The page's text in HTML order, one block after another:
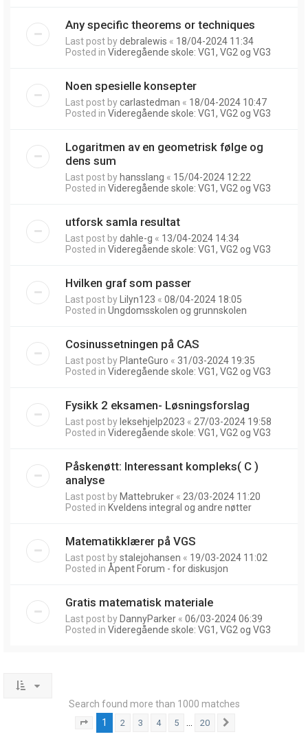
Any specific theorems or techniques
Last post bydebralewis « 18/04-2024 11:34
Posted in Videregående skole: VG1, VG2 og VG3
Noen spesielle konsepter
Last post bycarlastedman « 18/04-2024 10:47
Posted in Videregående skole: VG1, VG2 og VG3
Logaritmen av en geometrisk følge og
dens sum
Last post by hansslang « 15/04-2024 12:22
Posted in Videregående skole: VG1, VG2 og VG3
utforsk samla resultat
Last post bydahle-g « 13/04-2024 14:34
Posted in Videregående skole: VG1, VG2 og VG3
Hvilken graf som passer
Last post by Lilyn123 « 08/04-2024 18:05
Posted in Ungdomsskolen og grunnskolen
Cosinussetningen på CAS
Last post by PlanteGuro « 31/03-2024 19:35
Posted in Videregående skole: VG1, VG2 og VG3
Fysikk 2 eksamen- Løsningsforslag
Last post by leksehjelp2023 « 27/03-2024 19:58
Posted in Videregående skole: VG1, VG2 og VG3
Påskenøtt: Interessant kompleks( C )
analyse
Last post by Mattebruker « 23/03-2024 11:20
Posted in Kveldens integral og andre nøtter
Matematikklærer på VGS
Last post bystalejohansen « 19/03-2024 11:02
Posted in Åpent Forum - for diskusjon
Gratis matematisk materiale
Last post by DannyParker « 06/03-2024 06:39
Posted in Videregående skole: VG1, VG2 og VG3
Search found more than 1000 matches
Page of 20
1 2 3 4 5 20